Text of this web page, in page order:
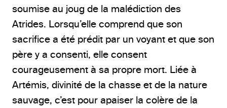
soumise au joug de la malédiction des
Atrides. Lorsqu’elle comprend que son
sacrifice a été prédit par un voyant et que son
père y a consenti, elle consent
courageusement à sa propre mort. Liée à
Artémis, divinité de la chasse et de la nature
sauvage, c’est pour apaiser la colère de la